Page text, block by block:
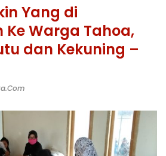
Yang di
Ke Warga Tahoa,
dan Kekuning –